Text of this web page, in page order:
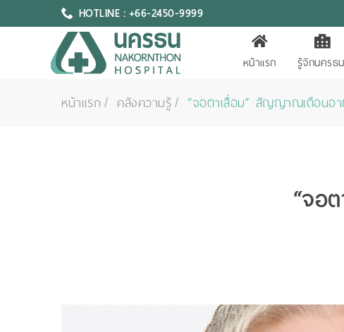
HOTLINE : +66-2450-9999
หน้าแรก รู้จักนครธน
หน้าแรก คลังความรู้ “จอตาเสื่อม” สัญญาณเตือนอ
“จอ